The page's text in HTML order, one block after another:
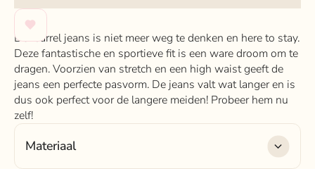
Debarrel jeans is niet meer weg te denken en here to stay.
Deze fantastische en sportieve fit is een ware droom om te
dragen. Voorzien van stretch en een high waist geeft de
jeans een perfecte pasvorm. De jeans valt wat langer en is
dus ook perfect voor de langere meiden! Probeer hem nu
zelf!
Materiaal